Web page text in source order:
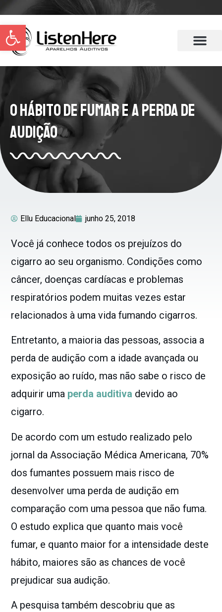
Abrir a barra de ferramentas
O Hábito de Fumar e a Perda de
Audição
Ellu Educacional junho 25, 2018
Você já conhece todos os prejuízos do
cigarro ao seu organismo. Condições como
câncer, doenças cardíacas e problemas
respiratórios podem muitas vezes estar
relacionados à uma vida fumando cigarros.
Entretanto, a maioria das pessoas, associa a
perda de audição com a idade avançada ou
exposição ao ruído, mas não sabe o risco de
adquirir uma perda auditiva devido ao
cigarro.
De acordo com um estudo realizado pelo
jornal da Associação Médica Americana, 70%
dos fumantes possuem mais risco de
desenvolver uma perda de audição em
comparação com uma pessoa que não fuma.
O estudo explica que quanto mais você
fumar, e quanto maior for a intensidade deste
hábito, maiores são as chances de você
prejudicar sua audição.
A pesquisa também descobriu que as